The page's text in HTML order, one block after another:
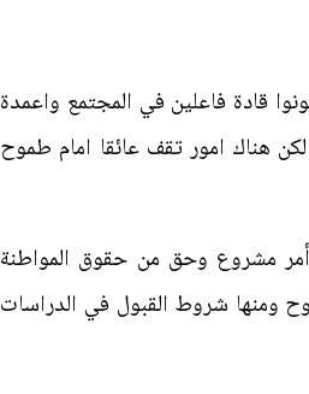
قادة فاعلين في المجتمع واعمدة
هناك امور تقف عائقا امام طموح
مشروع وحق من حقوق المواطنة
ومنها شروط القبول في الدراسات